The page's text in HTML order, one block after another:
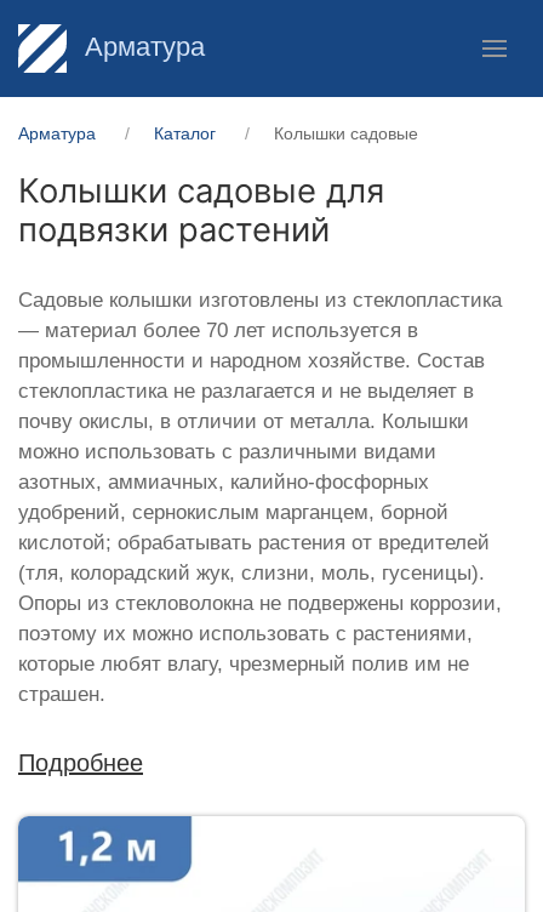
Арматура
Арматура Каталог Колышки садовые
Колышки садовые для
подвязки растений
Садовые колышки изготовлены из стеклопластика
— материал более 70 лет используется в
промышленности и народном хозяйстве. Состав
стеклопластика не разлагается и не выделяет в
почву окислы, в отличии от металла. Колышки
можно использовать с различными видами
азотных, аммиачных, калийно-фосфорных
удобрений, сернокислым марганцем, борной
кислотой; обрабатывать растения от вредителей
(тля, колорадский жук, слизни, моль, гусеницы).
Опоры из стекловолокна не подвержены коррозии,
поэтому их можно использовать с растениями,
которые любят влагу, чрезмерный полив им не
страшен.
Подробнее